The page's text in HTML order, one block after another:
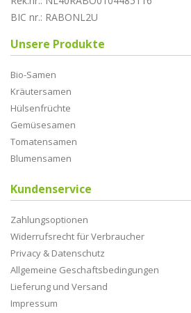
BIC nr.: RABONL2U
Unsere Produkte
Bio-Samen
Kräutersamen
Hülsenfrüchte
Gemüsesamen
Tomatensamen
Blumensamen
Kundenservice
Zahlungsoptionen
Widerrufsrecht für Verbraucher
Privacy & Datenschutz
Allgemeine Geschaftsbedingungen
Lieferung und Versand
Impressum